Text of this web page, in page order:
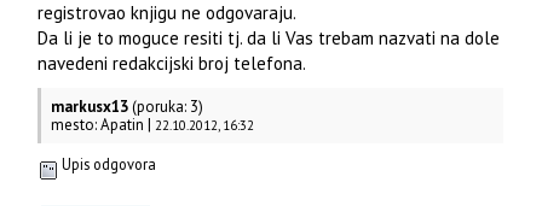
registrovao knjigu ne odgovaraju.
Da li je to moguce resiti tj. da li Vas trebam nazvati na dole
navedeni redakcijski broj telefona.
markusx13(poruka: 3)
mesto: Apatin |22.10.2012, 16:32
Upis odgovora